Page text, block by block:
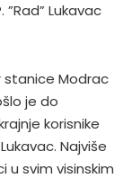
Lukavac
Modrac
je do
korisnike
Najviše
u svim visinskim